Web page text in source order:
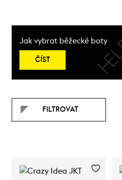
Jak vybrat běžecké boty
ČÍST
FILTROVAT